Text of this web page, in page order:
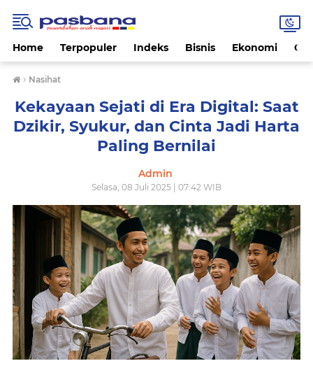
Home Terpopuler Indeks Bisnis Ekonomi
› Nasihat
Kekayaan Sejati di Era Digital: Saat
Dzikir, Syukur, dan Cinta Jadi Harta
Paling Bernilai
Admin
Selasa, 08 Juli 2025 | 07:42 WIB